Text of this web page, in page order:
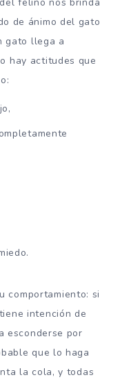
felino nos brinda
de ánimo del gato
gato llega a
hay actitudes que
comportamiento: si
intención de
esconderse por
que lo haga
la cola, y todas